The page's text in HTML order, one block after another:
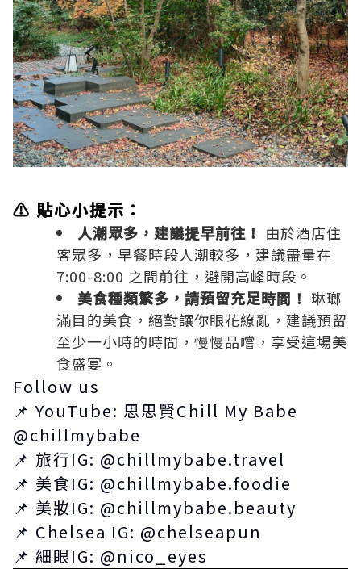
⚠️ 貼心小提示：
人潮眾多，建議提早前往！ 由於酒店住
客眾多，早餐時段人潮較多，建議盡量在
7:00-8:00 之間前往，避開高峰時段。
美食種類繁多，請預留充足時間！ 琳瑯
滿目的美食，絕對讓你眼花繚亂，建議預留
至少一小時的時間，慢慢品嚐，享受這場美
食盛宴。
Follow us
📌 YouTube: 思思賢Chill My Babe
@chillmybabe
📌 旅行IG: @chillmybabe.travel
📌 美食IG: @chillmybabe.foodie
📌 美妝IG: @chillmybabe.beauty
📌 Chelsea IG: @chelseapun
📌 細眼IG: @nico_eyes